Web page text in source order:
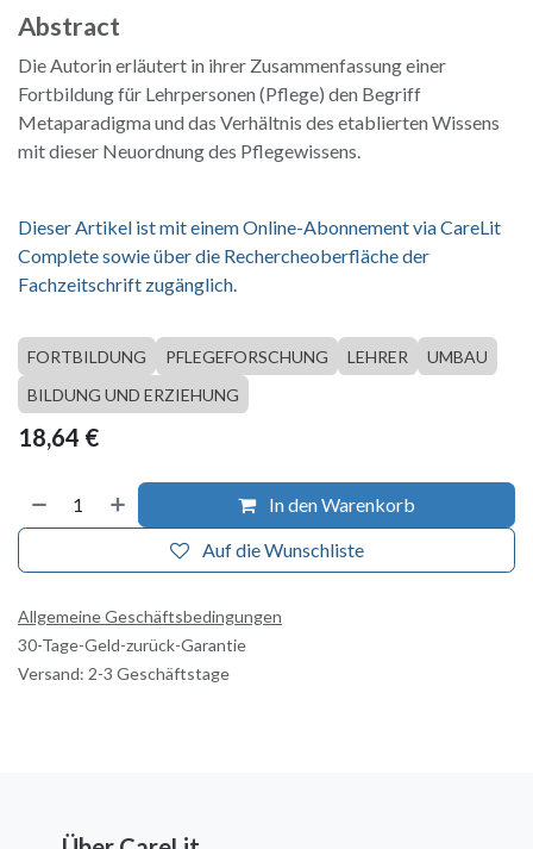
Abstract
Die Autorin erläutert in ihrer Zusammenfassung einer
Fortbildung für Lehrpersonen (Pflege) den Begriff
Metaparadigma und das Verhältnis des etablierten Wissens
mit dieser Neuordnung des Pflegewissens.
Dieser Artikel ist mit einem Online-Abonnement via CareLit
Complete sowie über die Rechercheoberfläche der
Fachzeitschrift zugänglich.
FORTBILDUNG PFLEGEFORSCHUNG LEHRER
UMBAU
BILDUNG UND ERZIEHUNG
18,64 €
In den Warenkorb
Auf die Wunschliste
Allgemeine Geschäftsbedingungen
30-Tage-Geld-zurück-Garantie
Versand: 2-3 Geschäftstage